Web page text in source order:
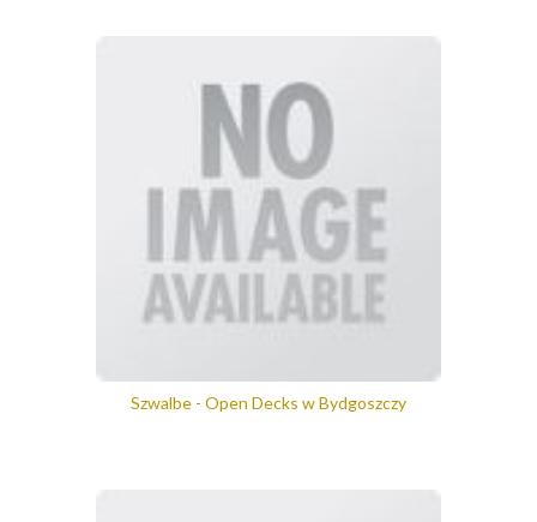
Szwalbe - Open Decks w Bydgoszczy